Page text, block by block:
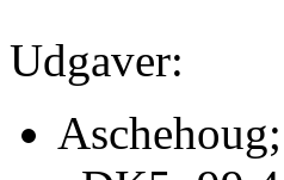
Udgaver: